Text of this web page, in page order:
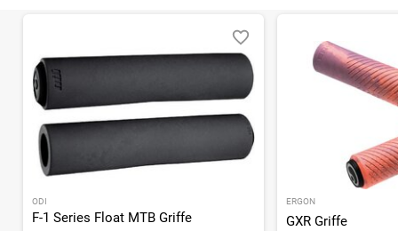
ODI
F-1 Series Float MTB Griffe
ERGON
GXR Griffe